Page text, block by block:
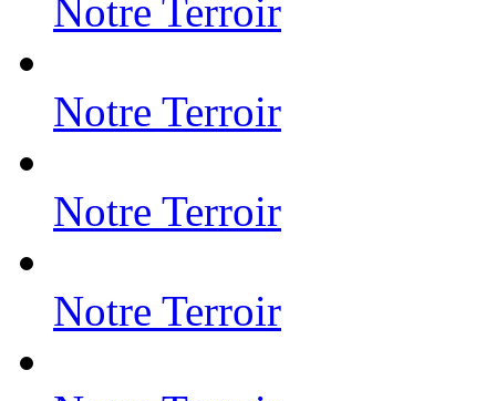
Notre Terroir
Notre Terroir
Notre Terroir
Notre Terroir